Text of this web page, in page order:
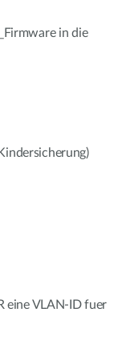
in die
eine VLAN-ID fuer